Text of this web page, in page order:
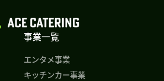
事業一覧
エンタメ事業
キッチンカー事業